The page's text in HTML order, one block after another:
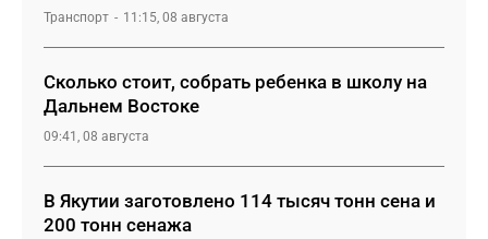
Транспорт 11:15, 08 августа
Сколько стоит, собрать ребенка в школу на
Дальнем Востоке
09:41, 08 августа
В Якутии заготовлено 114 тысяч тонн сена и
200 тонн сенажа